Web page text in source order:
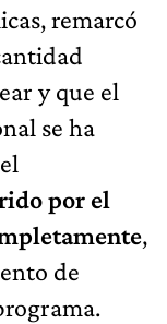
remarcó
y que el
se ha
por el
,
de